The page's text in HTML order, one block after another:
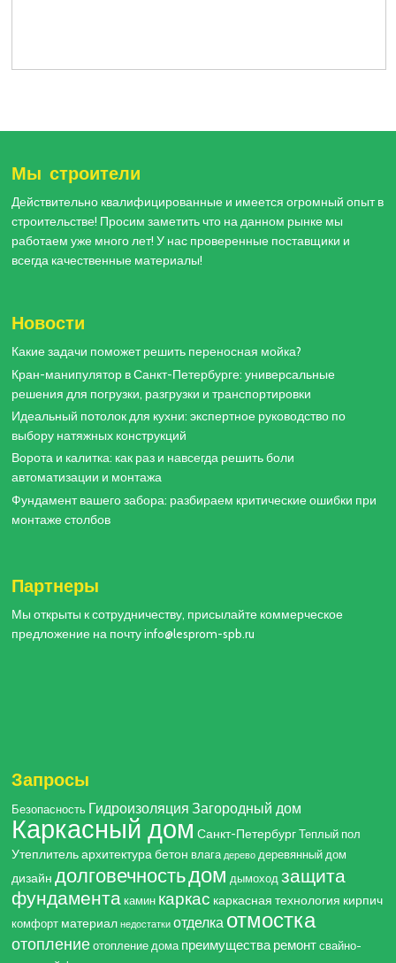
Мы строители
Действительно квалифицированные и имеется огромный опыт в
строительстве! Просим заметить что на данном рынке мы
работаем уже много лет! У нас проверенные поставщики и
всегда качественные материалы!
Новости
Какие задачи поможет решить переносная мойка?
Кран-манипулятор в Санкт-Петербурге: универсальные
решения для погрузки, разгрузки и транспортировки
Идеальный потолок для кухни: экспертное руководство по
выбору натяжных конструкций
Ворота и калитка: как раз и навсегда решить боли
автоматизации и монтажа
Фундамент вашего забора: разбираем критические ошибки при
монтаже столбов
Партнеры
Мы открыты к сотрудничеству, присылайте коммерческое
предложение на почту info@lesprom-spb.ru
Запросы
Безопасность Гидроизоляция Загородный дом
Каркасный дом Санкт-Петербург Теплый пол
Утеплительархитектурабетон влага дерево деревянный дом
дизайн долговечностьдом дымоход защита
фундамента камин каркас каркасная технология кирпич
комфорт материал недостатки отделка отмостка
отопление отопление дома преимуществаремонт свайно-